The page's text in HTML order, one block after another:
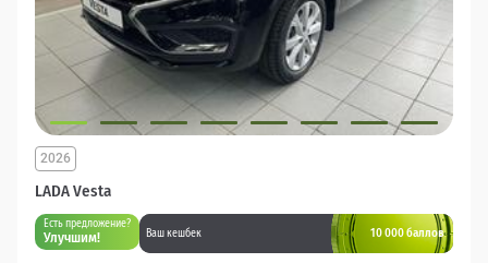
LADA Vesta
2026
Есть предложение?
Улучшим! Ваш кешбек 10 000 баллов